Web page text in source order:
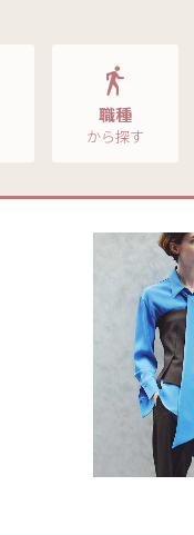
職種
から探す